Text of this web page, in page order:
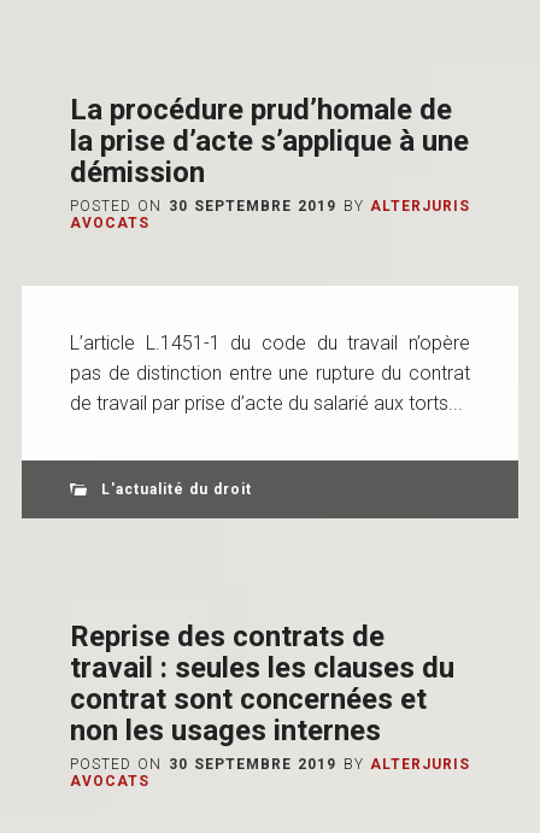
La procédure prud’homale de
la prise d’acte s’applique à une
démission
POSTED ON 30 SEPTEMBRE 2019 BY ALTERJURIS
AVOCATS
L’article L.1451-1 du code du travail n’opère
pas de distinction entre une rupture du contrat
de travail par prise d’acte du salarié aux torts...
L'actualité du droit
Reprise des contrats de
travail : seules les clauses du
contrat sont concernées et
non les usages internes
POSTED ON 30 SEPTEMBRE 2019 BY ALTERJURIS
AVOCATS